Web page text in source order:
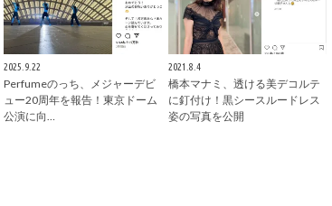
2025.9.22
Perfumeのっち、メジャーデビ
ュー20周年を報告！東京ドーム
公演に向…
2021.8.4
橋本マナミ、透ける美デコルテ
に釘付け！黒シースルードレス
姿の写真を公開